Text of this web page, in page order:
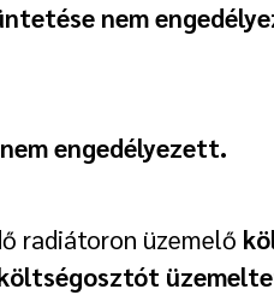
nem
engedélyezett.
radiátoron üzemelő